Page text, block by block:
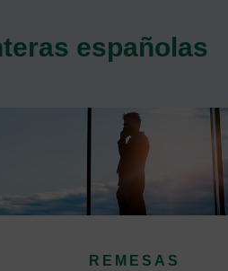
españolas
REMESAS